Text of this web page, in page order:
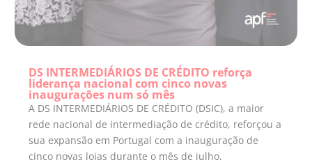
DS INTERMEDIÁRIOS DE CRÉDITO reforça
liderança nacional com cinco novas
inaugurações num só mês
A DS INTERMEDIÁRIOS DE CRÉDITO (DSIC), a maior
rede nacional de intermediação de crédito, reforçou a
sua expansão em Portugal com a inauguração de
cinco novas lojas durante o mês de julho,